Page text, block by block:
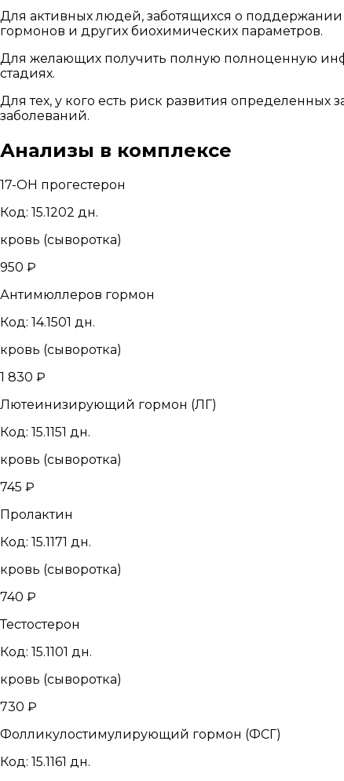
Для активных людей, заботящихся о
гормонов и других биохимических параметров.
Для желающих получить полную полноценную
стадиях.
Для тех, у кого есть риск развития
заболеваний.
Анализы в комплексе
17-ОН прогестерон
Код: 15.1202 дн.
кровь (сыворотка)
950 ₽
Антимюллеров гормон
Код: 14.1501 дн.
кровь (сыворотка)
1 830 ₽
Лютеинизирующий гормон (ЛГ)
Код: 15.1151 дн.
кровь (сыворотка)
745 ₽
Пролактин
Код: 15.1171 дн.
кровь (сыворотка)
740 ₽
Тестостерон
Код: 15.1101 дн.
кровь (сыворотка)
730 ₽
Фолликулостимулирующий гормон (ФСГ)
Код: 15.1161 дн.